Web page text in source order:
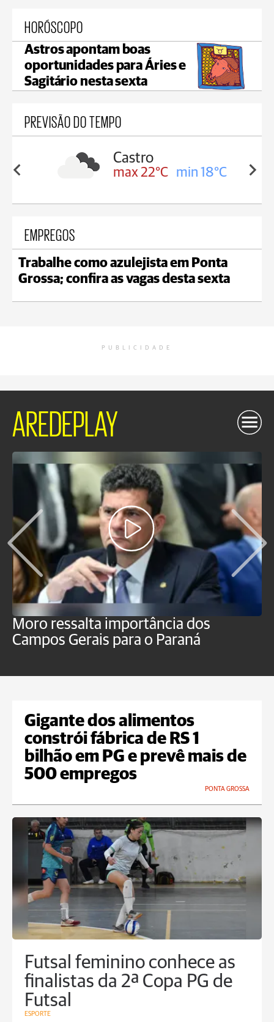
HORÓSCOPO
Astros apontam boas
oportunidades para Áries e
Sagitário nesta sexta
PREVISÃO DO TEMPO
18°C
Carambeí
max 21°C min 18°C
EMPREGOS
Trabalhe como azulejista em Ponta
Grossa; confira as vagas desta sexta
PUBLICIDADE
AREDEPLAY
Moro ressalta importância dos
Campos Gerais para o Paraná
Gigante dos alimentos
constrói fábrica de RS 1
bilhão em PG e prevê mais de
500 empregos
PONTA GROSSA
Futsal feminino conhece as
finalistas da 2ª Copa PG de
Futsal
ESPORTE